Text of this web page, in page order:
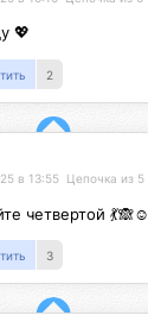
💖
2
в 13:55 Цепочка из 5
четвертой 💃🙈☺️
3